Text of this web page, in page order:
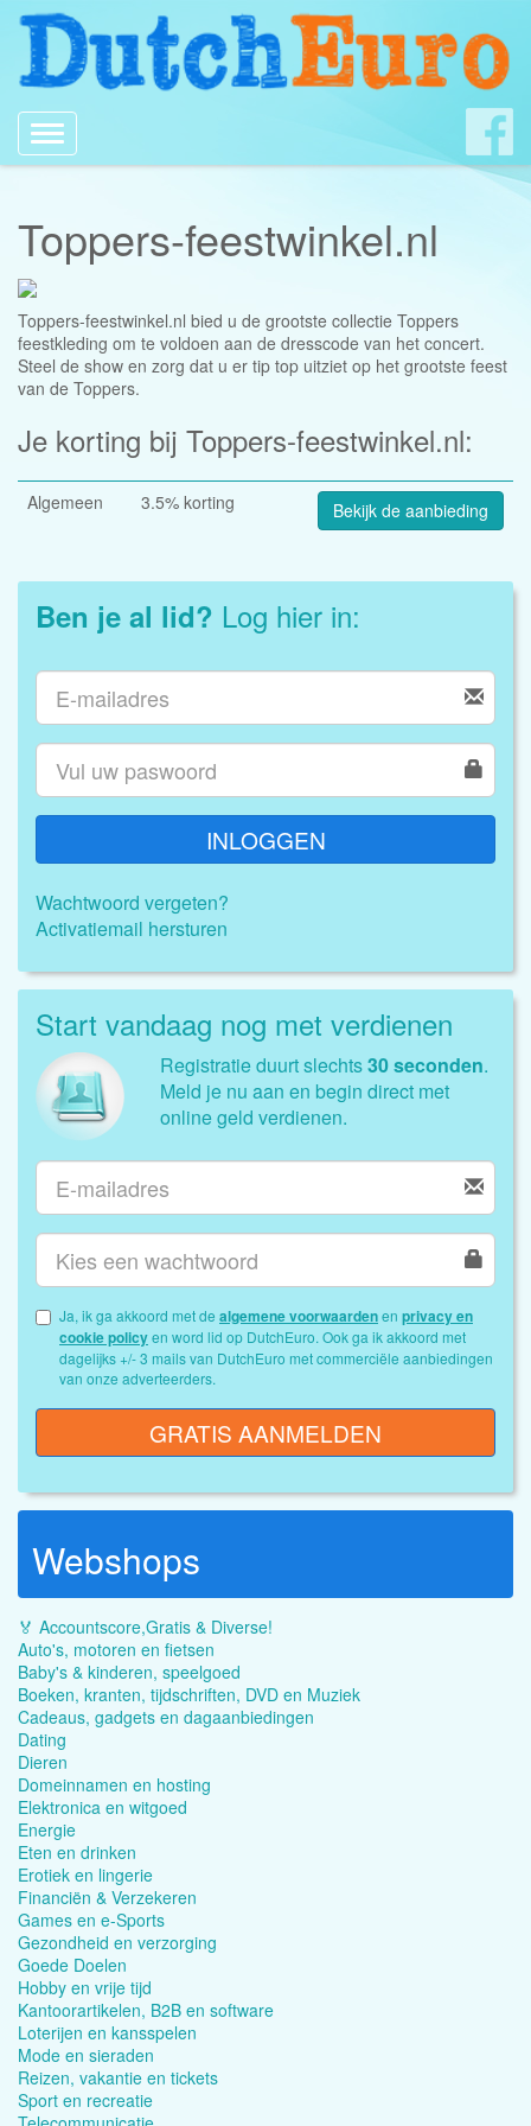
Toggle
navigation
Toppers-feestwinkel.nl
Toppers-feestwinkel.nl bied u de grootste collectie Toppers
feestkleding om te voldoen aan de dresscode van het concert.
Steel de show en zorg dat u er tip top uitziet op het grootste feest
van de Toppers.
Je korting bij Toppers-feestwinkel.nl:
Algemeen 3.5% korting Bekijk de aanbieding
Ben je al lid? Log hier in:
INLOGGEN
Wachtwoord vergeten?
Activatiemail hersturen
Start vandaag nog met verdienen
Registratie duurt slechts30 seconden.
Meld je nu aan en begin direct met
online geld verdienen.
Ja, ik ga akkoord met de algemene voorwaardenen privacy en
cookie policy
dagelijks +/- 3 mails van DutchEuro met commerciële aanbiedingen
van onze adverteerders.
GRATIS AANMELDEN
Webshops
🏅 Accountscore,Gratis & Diverse!
Auto's, motoren en fietsen
Baby's & kinderen, speelgoed
Boeken, kranten, tijdschriften, DVD en Muziek
Cadeaus, gadgets en dagaanbiedingen
Dating
Dieren
Domeinnamen en hosting
Elektronica en witgoed
Energie
Eten en drinken
Erotiek en lingerie
Financiën & Verzekeren
Games en e-Sports
Gezondheid en verzorging
Goede Doelen
Hobby en vrije tijd
Kantoorartikelen, B2B en software
Loterijen en kansspelen
Mode en sieraden
Reizen, vakantie en tickets
Sport en recreatie